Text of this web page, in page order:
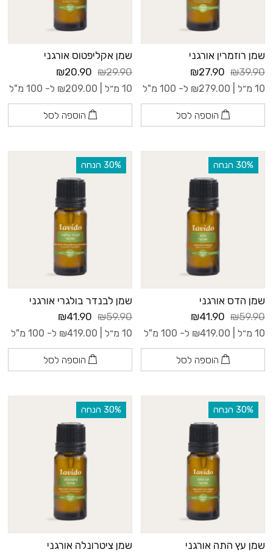
שמן רוזמרין אורגני
₪39.90
₪27.90
10 מ״ל | ₪279.00 ל- 100 מ"ל
הוספה לסל
שמן אקליפטוס אורגני
₪29.90
₪20.90
10 מ״ל | ₪209.00 ל- 100 מ"ל
הוספה לסל
‫30% הנחה
שמן הדס אורגני
₪59.90
₪41.90
10 מ״ל | ₪419.00 ל- 100 מ"ל
הוספה לסל
‫30% הנחה
שמן לבנדר בולגרי אורגני
₪59.90
₪41.90
10 מ״ל | ₪419.00 ל- 100 מ"ל
הוספה לסל
‫30% הנחה
שמן עץ התה אורגני
‫30% הנחה
שמן ציטרונלה אורגני